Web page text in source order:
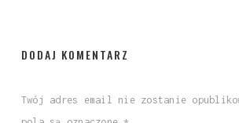
DODAJ KOMENTARZ
Twój adres email nie zostanie